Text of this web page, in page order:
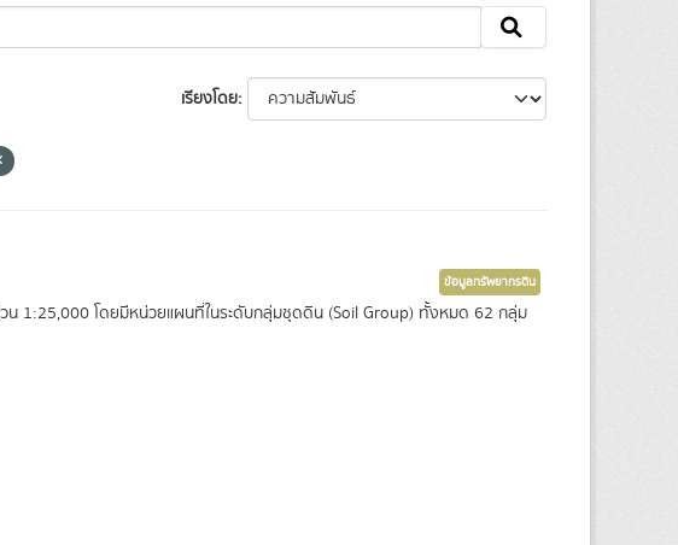
เรียงโดย
ข้อมูลทรัพยากรดิน
น 1:25,000 โดยมีหน่วยแผนที่ในระดับกลุ่มชุดดิน (Soil Group) ทั้งหมด 62 กลุ่ม